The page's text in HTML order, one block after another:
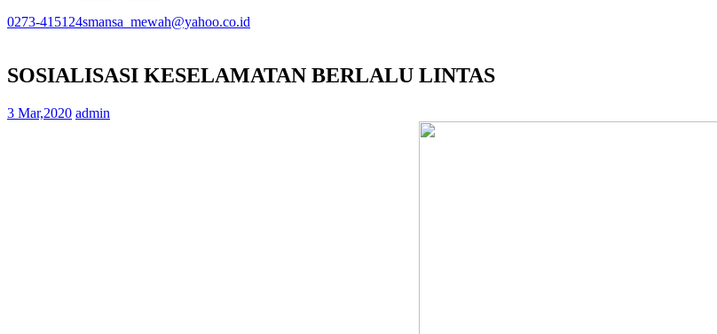
0273-415124smansa_mewah@yahoo.co.id
SOSIALISASI KESELAMATAN BERLALU LINTAS
3 Mar,2020 admin